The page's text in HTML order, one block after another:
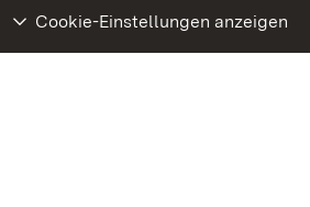
Cookie-Einstellungen anzeigen
Weiteres